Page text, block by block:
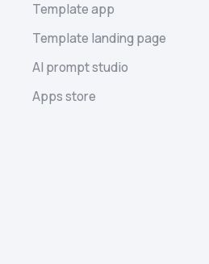
Template app
Template landing page
AI prompt studio
Apps store